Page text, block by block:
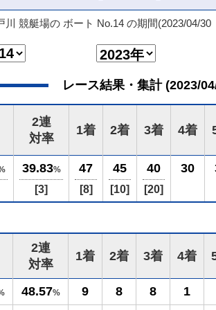
川 競艇場の ボート No.14 の期間(2023/04/
レース結果・集計 (2023/
2連
対率
1着 2着 3着 4着
39.83%
[3]
47
[8]
45
[10]
40
[20]
30
2連
対率
1着 2着 3着 4着
48.57% 9 8 8
1